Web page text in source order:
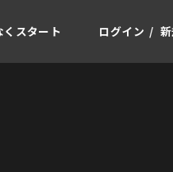
くスタート ログイン